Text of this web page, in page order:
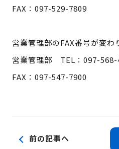
FAX：097-529-7809
営業管理部のFAX番号が変わ
営業管理部 TEL：097-568-
FAX：097-547-7900
前の記事へ